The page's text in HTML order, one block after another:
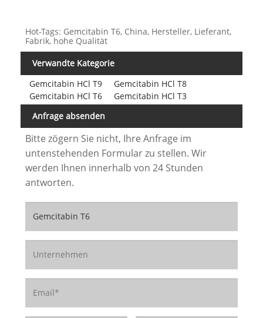
Hot-Tags: Gemcitabin T6, China, Hersteller, Lieferant,
Fabrik, hohe Qualität
Verwandte Kategorie
Gemcitabin HCl T9
Gemcitabin HCl T8
Gemcitabin HCl T6
Gemcitabin HCl T3
Anfrage absenden
Bitte zögern Sie nicht, Ihre Anfrage im
untenstehenden Formular zu stellen. Wir
werden Ihnen innerhalb von 24 Stunden
antworten.